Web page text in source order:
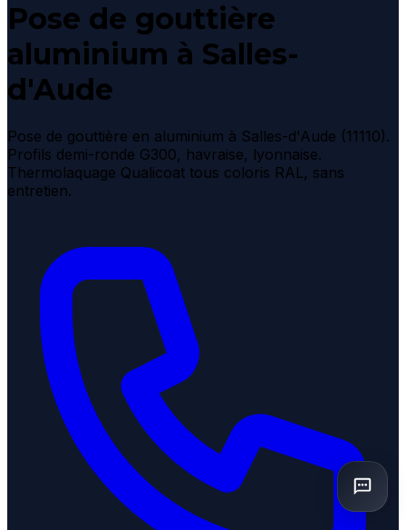
Pose de gouttière
aluminium à Salles-
d'Aude
Pose de gouttière en aluminium à Salles-d'Aude (11110).
Profils demi-ronde G300, havraise, lyonnaise.
Thermolaquage Qualicoat tous coloris RAL, sans
entretien.